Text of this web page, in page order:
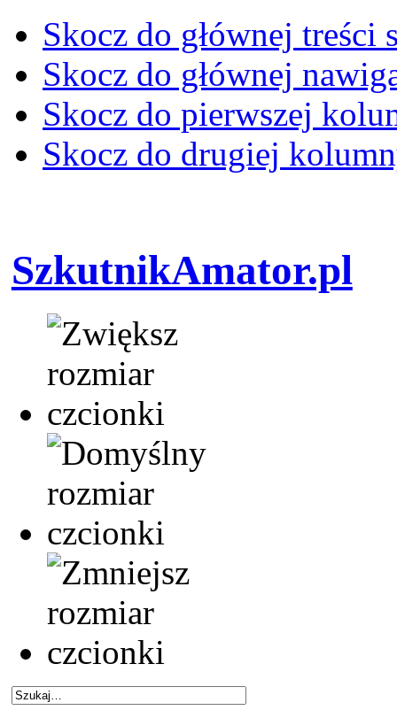
Skocz do głównej treści
Skocz do głównej
Skocz do pierwszej
Skocz do drugiej
SzkutnikAmator.pl